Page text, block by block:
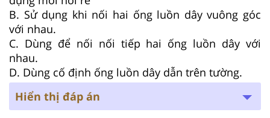
B. Sử dụng khi nối hai ống luồn dây vuông góc
với nhau.
C. Dùng để nối nối tiếp hai ống luồn dây với
nhau.
D. Dùng cố định ống luồn dây dẫn trên tường.
Hiển thị đáp án